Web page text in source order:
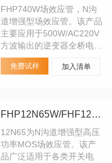
FHP740W场效应管，N沟
道增强型场效应管。该产品
主要应用于500W/AC220V
方波输出的逆变器全桥电
路，开关电源，高压H桥
PMW马达驱动。可替代其
免费试样 加入清单
FHP12N65W/FHF12N65W
12N65为N沟道增强型高压
功率MOS场效应管。该产
品广泛适用于各类开关电